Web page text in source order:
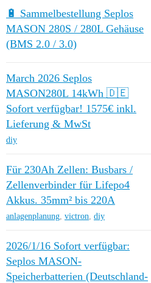
🔋 Sammelbestellung Seplos
MASON 280S / 280L Gehäuse
(BMS 2.0 / 3.0)
March 2026 Seplos
MASON280L 14kWh 🇩🇪
Sofort verfügbar! 1575€ inkl.
Lieferung & MwSt
diy
Für 230Ah Zellen: Busbars /
Zellenverbinder für Lifepo4
Akkus. 35mm² bis 220A
anlagenplanung, victron, diy
2026/1/16 Sofort verfügbar:
Seplos MASON-
Speicherbatterien (Deutschland-